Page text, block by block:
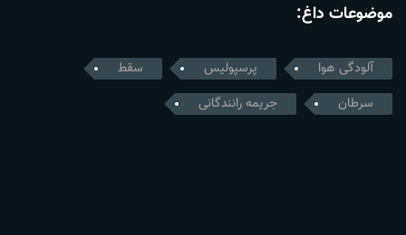
موضوعات داغ:
آلودگی هوا پرسپولیس
سقط
سرطان
جریمه رانندگانی